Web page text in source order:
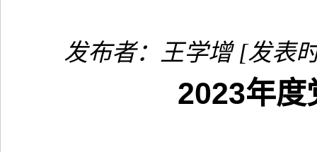
发布者：王学增 [发表
2023年度